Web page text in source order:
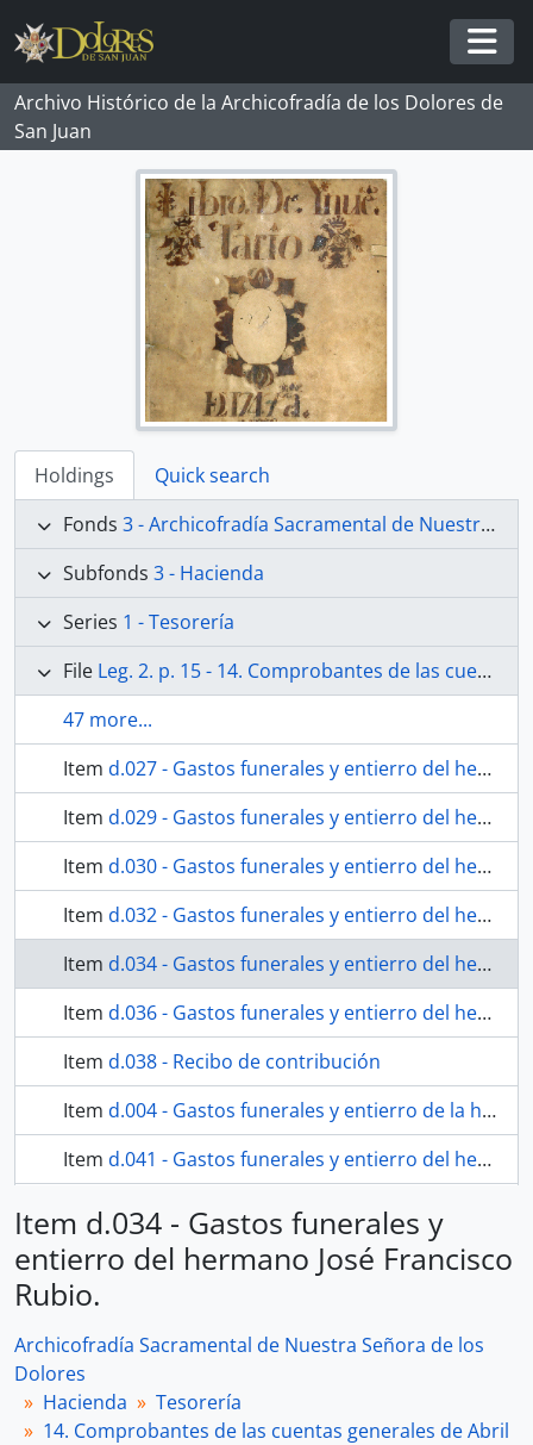
Skip to main content
Archivo Histórico de la Archicofradía de los Dolores de
San Juan
Holdings
Quick search
Fonds 3 - Archicofradía Sacramental de Nuestra Señora de los Dolores
Subfonds 3 - Hacienda
Series 1 - Tesorería
File Leg. 2. p. 15 - 14. Comprobantes de las cuentas generales de Abril de 1847 a 31 de Marzo de 1851. Sentadas en el libro 1º. Existe además una cuenta total en la carpeta respectiva. No existen comprobantes de las cuentas generales de 1º de Abril 51 al 30 de Marzo 1853, sentadas en el libro 1º. Existe en carpeta, de gastos de culto, cuenta de 1847 al 51.
47 more...
Item d.027 - Gastos funerales y entierro del hermano y Presbíero Guillermo Moreno y Galindo.
Item d.029 - Gastos funerales y entierro del hermano José Francisco Rubio.
Item d.030 - Gastos funerales y entierro del hermano José Francisco Rubio.
Item d.032 - Gastos funerales y entierro del hermano José Francisco Rubio.
Item d.034 - Gastos funerales y entierro del hermano José Francisco Rubio.
Item d.036 - Gastos funerales y entierro del hermano José Francisco Rubio.
Item d.038 - Recibo de contribución
Item d.004 - Gastos funerales y entierro de la hermana Ana María Fernández.
Item d.041 - Gastos funerales y entierro del hermano José Joaquín Navarro
118 more...
Item d.034 - Gastos funerales y
entierro del hermano José Francisco
Rubio.
Archicofradía Sacramental de Nuestra Señora de los
Dolores
Hacienda
Tesorería
14. Comprobantes de las cuentas generales de Abril